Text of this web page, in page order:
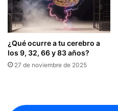
¿Qué ocurre a tu cerebro a
los 9, 32, 66 y 83 años?
27 de noviembre de 2025